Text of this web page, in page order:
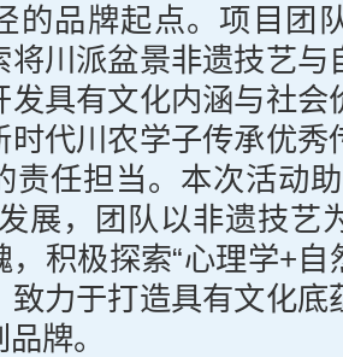
的品牌起点。项目团
将川派盆景非遗技艺与
发具有文化内涵与社会
时代川农学子传承优秀
责任担当。本次活动
展，团队以非遗技艺
，积极探索“心理学+自
致力于打造具有文化底
牌。